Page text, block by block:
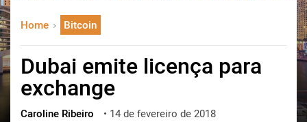
русский
العربية
ไทย
ქართული
Home Bitcoin
Dubai emite licença para
exchange
Caroline Ribeiro • 14 de fevereiro de 2018